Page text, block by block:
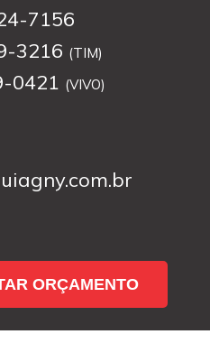
7156
3216 (TIM)
0421 (VIVO)
ORÇAMENTO